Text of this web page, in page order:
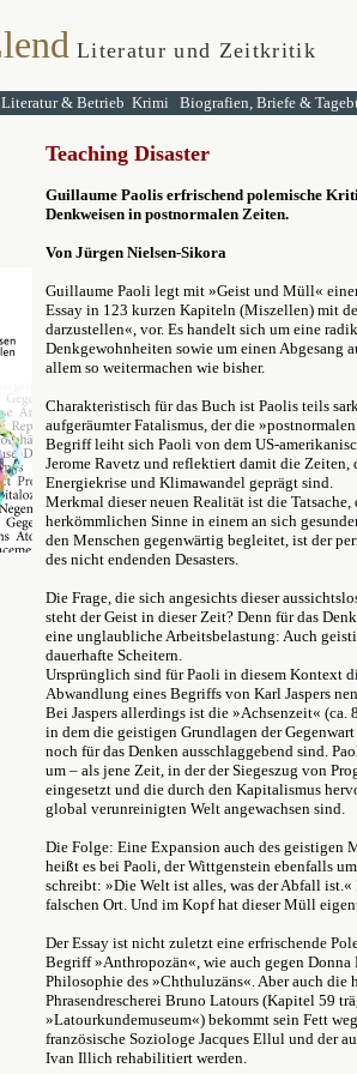
Literatur und Zeitkritik
Literatur & Betrieb Krimi Biografien, Briefe &
Teaching Disaster
Guillaume Paolis erfrischend polemische
Denkweisen in postnormalen Zeiten.
Von Jürgen Nielsen-Sikora
Guillaume Paoli legt mit »Geist und Müll«
Essay in 123 kurzen Kapiteln (Miszellen) mit
darzustellen«, vor. Es handelt sich um eine
Denkgewohnheiten sowie um einen Abgesang
allem so weitermachen wie bisher.
Charakteristisch für das Buch ist Paolis teils
aufgeräumter Fatalismus, der die
Begriff leiht sich Paoli von dem US-
Jerome Ravetz und reflektiert damit die
Energiekrise und Klimawandel geprägt sind.
Merkmal dieser neuen Realität ist die Tatsache,
herkömmlichen Sinne in einem an sich
den Menschen gegenwärtig begleitet, ist der
des nicht endenden Desasters.
Die Frage, die sich angesichts dieser
steht der Geist in dieser Zeit? Denn für das
eine unglaubliche Arbeitsbelastung: Auch
dauerhafte Scheitern.
Ursprünglich sind für Paoli in diesem Kontext
Abwandlung eines Begriffs von Karl Jaspers
Bei Jaspers allerdings ist die »Achsenzeit« (ca.
in dem die geistigen Grundlagen der
noch für das Denken ausschlaggebend sind.
um – als jene Zeit, in der der Siegeszug von
eingesetzt und die durch den Kapitalismus
global verunreinigten Welt angewachsen sind.
Die Folge: Eine Expansion auch des
heißt es bei Paoli, der Wittgenstein ebenfalls
schreibt: »Die Welt ist alles, was der Abfall
falschen Ort. Und im Kopf hat dieser Müll
Der Essay ist nicht zuletzt eine erfrischende
Begriff »Anthropozän«, wie auch gegen Donna
Philosophie des »Chthuluzäns«. Aber auch die
Phrasendrescherei Bruno Latours (Kapitel 59
»Latourkundemuseum«) bekommt sein Fett
französische Soziologe Jacques Ellul und der
Ivan Illich rehabilitiert werden.